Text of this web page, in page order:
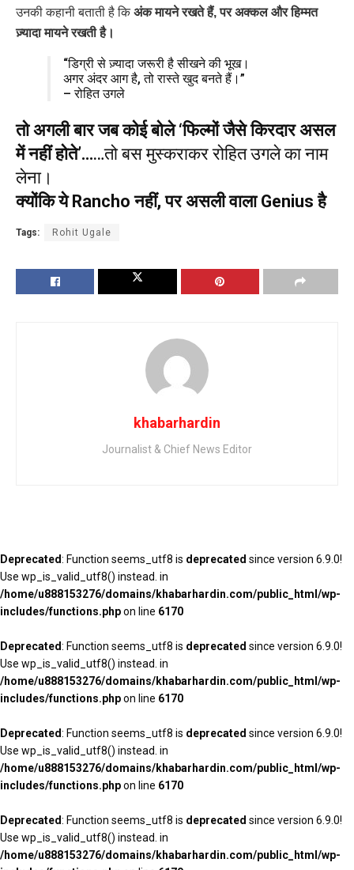
उनकी कहानी बताती है किअंक मायने रखते हैं, पर अक्कल और हिम्मत
ज़्यादा मायने रखती है।
“डिग्री से ज़्यादा जरूरी है सीखने की भूख।
अगर अंदर आग है, तो रास्ते खुद बनते हैं।”
– रोहित उगले
तो अगली बार जब कोई बोले ‘फिल्मों जैसे किरदार असल
में नहीं होते’……तो बस मुस्कराकर रोहित उगले का नाम
लेना।
क्योंकि ये Rancho नहीं, पर असली वाला Genius है
Tags: Rohit Ugale
khabarhardin
Journalist & Chief News Editor
Deprecated: Function seems_utf8 is deprecated since version 6.9.0!
Use wp_is_valid_utf8() instead. in
/home/u888153276/domains/khabarhardin.com/public_html/wp-
includes/functions.phpon line 6170
Deprecated: Function seems_utf8 is deprecated since version 6.9.0!
Use wp_is_valid_utf8() instead. in
/home/u888153276/domains/khabarhardin.com/public_html/wp-
includes/functions.phpon line 6170
Deprecated: Function seems_utf8 is deprecated since version 6.9.0!
Use wp_is_valid_utf8() instead. in
/home/u888153276/domains/khabarhardin.com/public_html/wp-
includes/functions.phpon line 6170
Deprecated: Function seems_utf8 is deprecated since version 6.9.0!
Use wp_is_valid_utf8() instead. in
/home/u888153276/domains/khabarhardin.com/public_html/wp-